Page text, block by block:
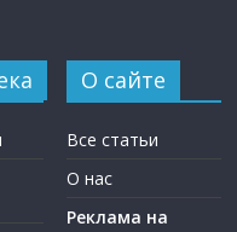
О сайте
Все статьи
О нас
Реклама на